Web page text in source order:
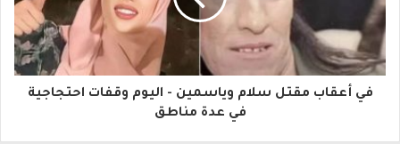
ر
و
في أعقاب مقتل سلام وياسمين - اليوم وقفات احتجاجية
في عدة مناطق